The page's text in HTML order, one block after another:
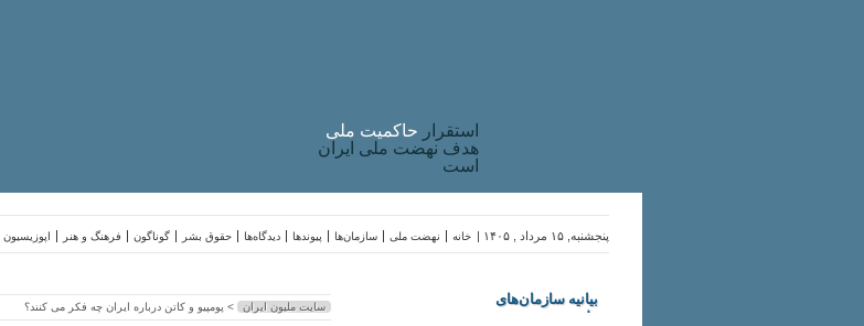
استقرار حاکميت ملی
هدف نهضت ملی ایران
است
اپوزیسیون فرهنگ و هنر گوناگون حقوق بشر دیدگاه‌ها پیوندها سازمان‌ها نهضت ملی خانه پنجشنبه, ۱۵ مرداد , ۱۴۰۵ |
سایت ملیون ایران > پومپیو و کاتن درباره ایران چه فکر می کنند؟
بیانیه سازمان‌های
ملی